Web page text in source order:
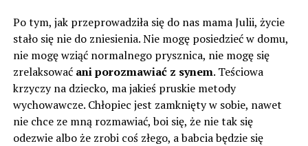
Po tym, jak przeprowadziła się do nas mama Julii, życie
stało się nie do zniesienia. Nie mogę posiedzieć w domu,
nie mogę wziąć normalnego prysznica, nie mogę się
zrelaksowaćani porozmawiać z synem. Teściowa
krzyczy na dziecko, ma jakieś pruskie metody
wychowawcze. Chłopiec jest zamknięty w sobie, nawet
nie chce ze mną rozmawiać, boi się, że nie tak się
odezwie albo że zrobi coś złego, a babcia będzie się